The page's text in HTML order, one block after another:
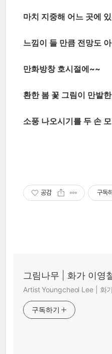
마치 지중해 어느 곳에
느낌이 들 만큼 전망도
만화방창 호시절에~~
환한 봄 꽃 그림이 만발
소풍 나오시기를 두 손
공감 구독
그림나무 | 화가 이영
Artist Youngcheol Lee | 화
구독하기